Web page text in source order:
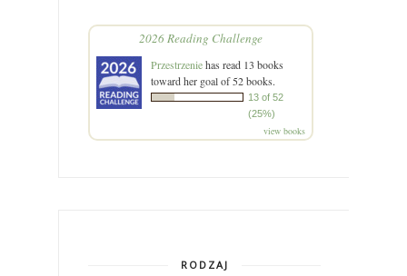
2026 Reading Challenge
Przestrzeniehas read 13 books
toward her goal of 52 books.
13 of 52
(25%)
view books
RODZAJ